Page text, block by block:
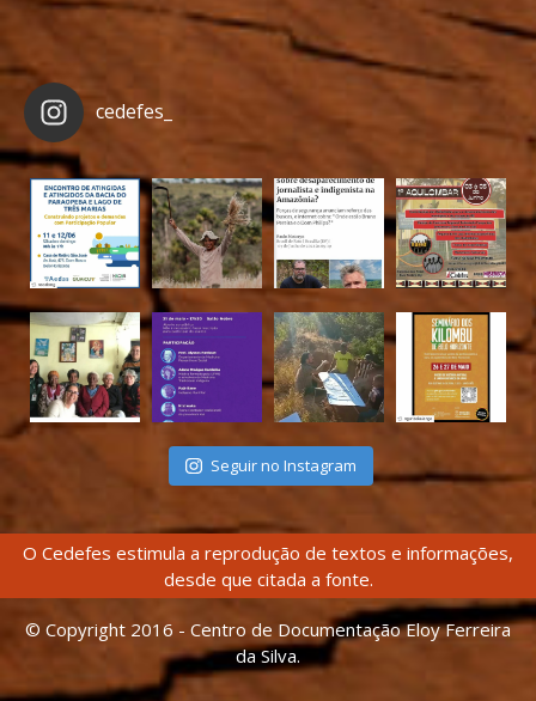
cedefes_
Seguir no Instagram
O Cedefes estimula a reprodução de textos e informações,
desde que citada a fonte.
© Copyright 2016 - Centro de Documentação Eloy Ferreira
da Silva.